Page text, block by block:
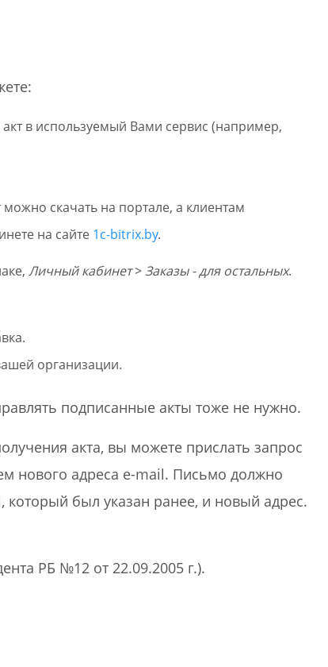
в используемый Вами сервис (например,
скачать на портале, а клиентам
на сайте 1c-bitrix.by.
Личный кабинет>Заказы - для остальных.
организации.
подписанные акты тоже не нужно.
акта, вы можете прислать запрос
нового адреса e-mail. Письмо должно
был указан ранее, и новый адрес.
РБ №12 от 22.09.2005 г.).